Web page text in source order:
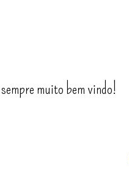
muito bem vindo!